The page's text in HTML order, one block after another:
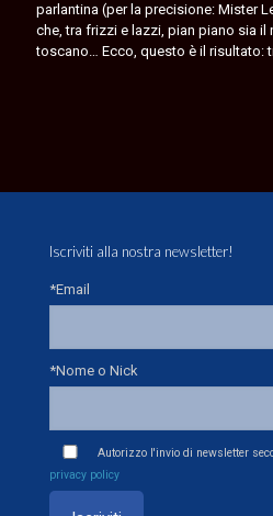
parlantina (per la precisione: Mister
che, tra frizzi e lazzi, pian piano sia il
toscano… Ecco, questo è il risultato:
Iscriviti alla nostra newsletter!
*Email
*Nome o Nick
Autorizzo l'invio di newsletter
privacy policy